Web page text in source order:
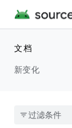
文档
新变化